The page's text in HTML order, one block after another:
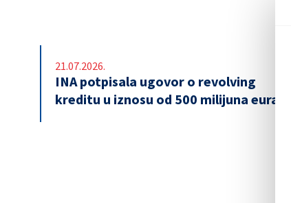
21.07.2026.
INA potpisala ugovor o revolving
kreditu u iznosu od 500 milijuna eura